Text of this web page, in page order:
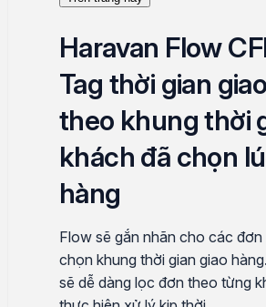
Haravan Flow
Tag thời gian
theo khung thời
khách đã chọn
hàng
Flow sẽ gắn nhãn cho các
chọn khung thời gian giao
sẽ dễ dàng lọc đơn theo từng